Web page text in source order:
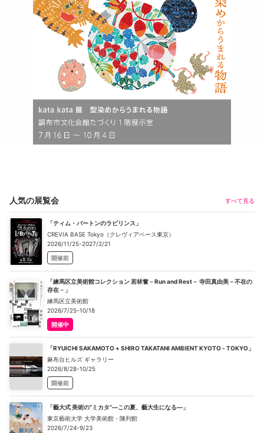
人気の展覧会 すべて見る
「ティム・バートンのラビリンス」
CREVIA BASE Tokyo（クレヴィアベース東京）
2026/11/25-2027/2/21
開催前
「練馬区立美術館コレクション 若林奮－Run and Rest－ 寺田真由美－不在の
存在－」
練馬区立美術館
2026/7/25-10/18
開催中
「RYUICHI SAKAMOTO + SHIRO TAKATANI AMBIENT KYOTO - TOKYO」
麻布台ヒルズ ギャラリー
2026/8/28-10/25
開催前
「藝大式 美術の“ミカタ”―この夏、藝大生になる―」
東京藝術大学 大学美術館・陳列館
2026/7/24-9/23